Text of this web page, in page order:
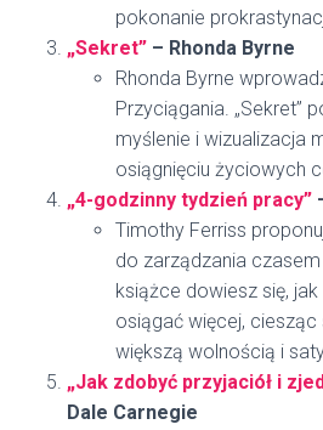
pokonanie
„Sekret” – Rhonda Byrne
Rhonda Byrne
Przyciągania. „Sekret”
myślenie i wizualizacja
osiągnięciu życiowych
„4-godzinny tydzień pracy”
Timothy Ferriss
do zarządzania
książce dowiesz się,
osiągać więcej, ciesząc
większą wolnością i
„Jak zdobyć przyjaciół i
Dale Carnegie